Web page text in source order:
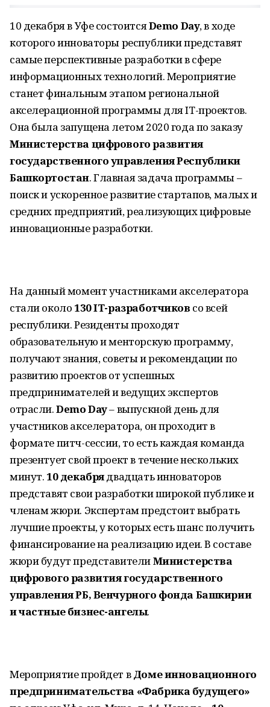
10 декабря в Уфе состоитсяDemo Day, в ходе
которого инноваторы республики представят
самые перспективные разработки в сфере
информационных технологий. Мероприятие
станет финальным этапом региональной
акселерационной программы для IT-проектов.
Она была запущена летом 2020 года по заказу
Министерства цифрового развития
государственного управления Республики
Башкортостан. Главная задача программы –
поиск и ускоренное развитие стартапов, малых и
средних предприятий, реализующих цифровые
инновационные разработки.
На данный момент участниками акселератора
стали около 130 IT-разработчиков со всей
республики. Резиденты проходят
образовательную и менторскую программу,
получают знания, советы и рекомендации по
развитию проектов от успешных
предпринимателей и ведущих экспертов
отрасли.Demo Day– выпускной день для
участников акселератора, он проходит в
формате питч-сессии, то есть каждая команда
презентует свой проект в течение нескольких
минут. 10 декабрядвадцать инноваторов
представят свои разработки широкой публике и
членам жюри. Экспертам предстоит выбрать
лучшие проекты, у которых есть шанс получить
финансирование на реализацию идеи. В составе
жюри будут представителиМинистерства
цифрового развития государственного
управления РБ, Венчурного фонда Башкирии
и частные бизнес-ангелы.
Мероприятие пройдет вДоме инновационного
предпринимательства «Фабрика будущего»